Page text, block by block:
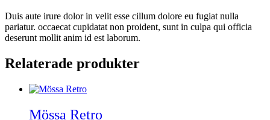
Duis aute irure dolor in velit esse cillum dolore eu fugiat nulla
pariatur. occaecat cupidatat non proident, sunt in culpa qui officia
deserunt mollit anim id est laborum.
Relaterade produkter
Mössa Retro